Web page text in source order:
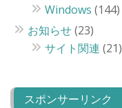
Windows (144)
お知らせ(23)
サイト関連 (21)
スポンサーリンク